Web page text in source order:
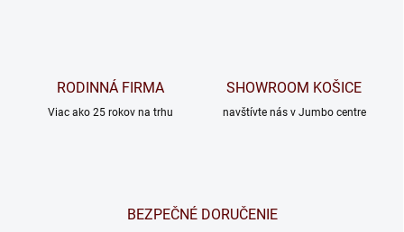
RODINNÁ FIRMA
Viac ako 25 rokov na trhu
SHOWROOM KOŠICE
navštívte nás v Jumbo centre
BEZPEČNÉ DORUČENIE